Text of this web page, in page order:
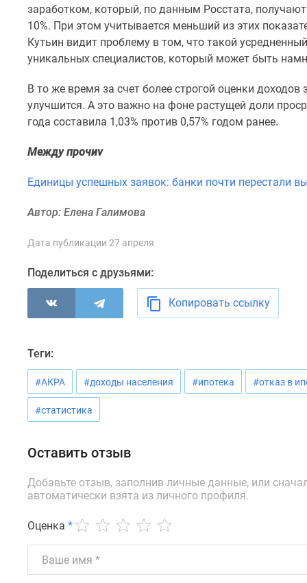
Ипотечный
калькулятор
Семейная
Военная
Медиа
недвижимости
эксперта
Покупателю
новостроек
Эксперты
авторы
проекте
Контакты
#траншевая
ипотека
заработком, который, по данным Росстата,
10%. При этом учитывается меньший из этих
Кутьин видит проблему в том, что такой
уникальных специалистов, который может быть
В то же время за счет более строгой оценки
улучшится. А это важно на фоне растущей доли
года составила 1,03% против 0,57% годом ранее.
Между прочиv
Единицы успешных заявок: банки почти перестали
Автор: Елена Галимова
Дата публикации 27 апреля
Поделиться с друзьями:
Копировать ссылку
Теги:
#АКРА #доходы населения #ипотека #отказ в
#статистика
Оставить отзыв
Добавьте отзыв, заполнив личные данные, или
автоматически взята из личного профиля.
Оценка *